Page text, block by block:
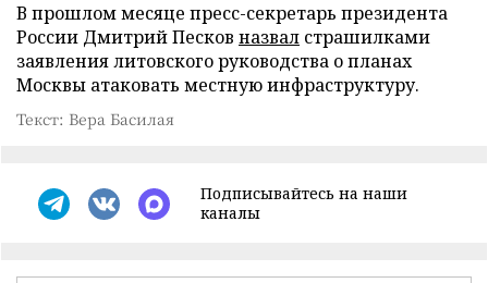
В прошлом месяце пресс-секретарь президента
России Дмитрий Песков назвал страшилками
заявления литовского руководства о планах
Москвы атаковать местную инфраструктуру.
Текст: Вера Басилая
Подписывайтесь на наши
каналы